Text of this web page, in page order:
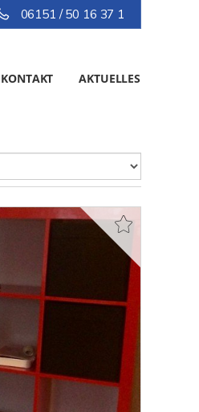
06151 / 50 16 37 1
KONTAKT AKTUELLES